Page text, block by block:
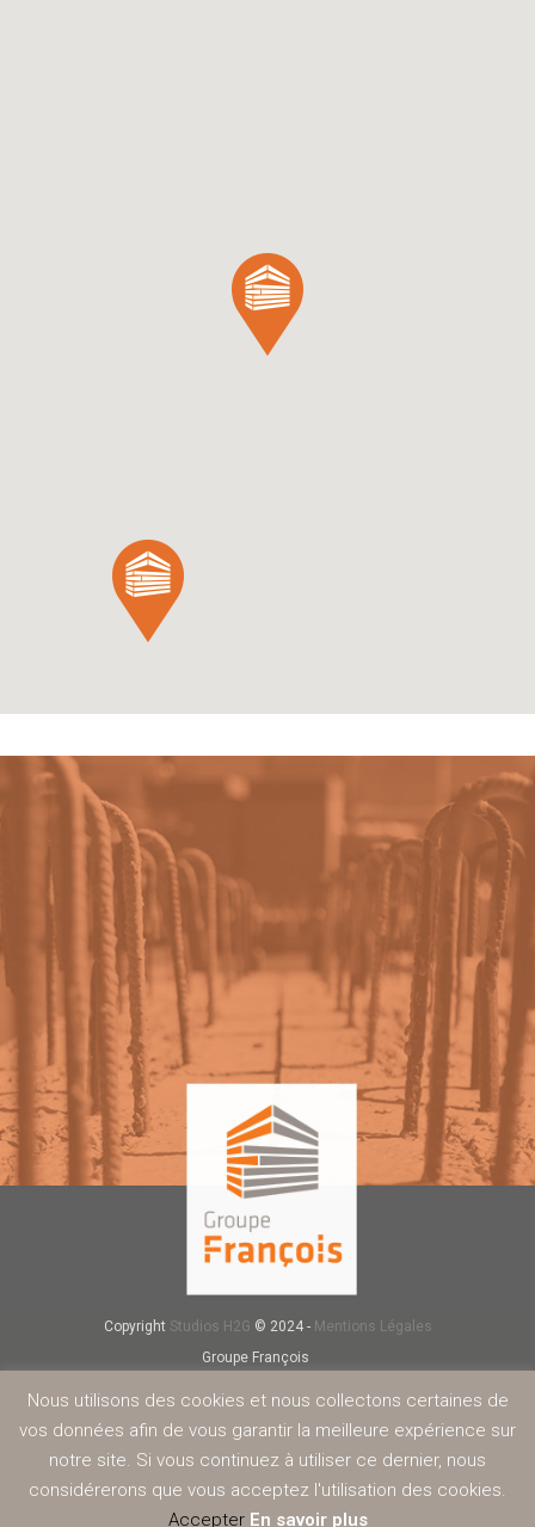
Copyright Studios H2G © 2024 - Mentions Légales
Groupe François
Carrière
Redi-Rock
Béton
Service
Nous utilisons des cookies et nous collectons certaines de
vos données afin de vous garantir la meilleure expérience sur
notre site. Si vous continuez à utiliser ce dernier, nous
considérerons que vous acceptez l'utilisation des cookies.
Accepter En savoir plus